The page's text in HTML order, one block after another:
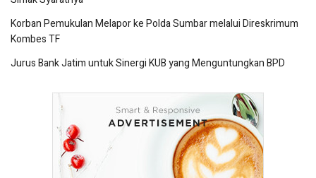
Korban Pemukulan Melapor ke Polda Sumbar melalui Direskrimum
Kombes TF
Jurus Bank Jatim untuk Sinergi KUB yang Menguntungkan BPD